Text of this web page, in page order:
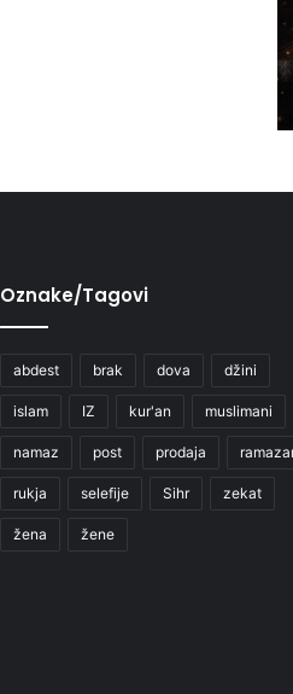
Oznake/Tagovi
abdest brak dova džini
islam IZ kur'an muslimani
namaz post prodaja
rukja selefije Sihr zekat
žena žene